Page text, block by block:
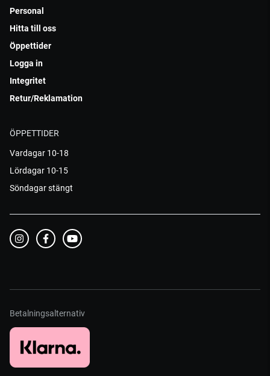
Personal
Hitta till oss
Öppettider
Logga in
Integritet
Retur/Reklamation
ÖPPETTIDER
Vardagar 10-18
Lördagar 10-15
Söndagar stängt
Betalningsalternativ